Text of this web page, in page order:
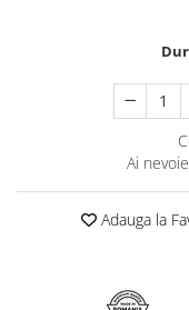
Ai
Adauga la